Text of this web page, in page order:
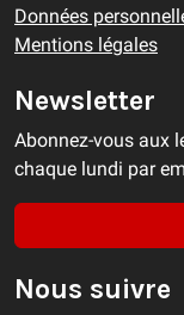
Données
Mentions légales
Newsletter
Abonnez-vous aux
chaque lundi par
Nous suivre